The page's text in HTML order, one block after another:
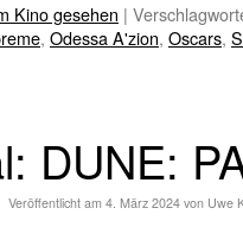
Kino gesehen |
, Odessa A'zion, Oscars,
DUNE:
Veröffentlicht am 4. März 2024 von Uwe